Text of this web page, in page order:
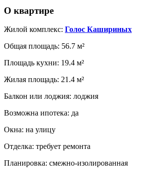
О квартире
Жилой комплекс: Голос Кашириных
Общая площадь: 56.7 м²
Площадь кухни: 19.4 м²
Жилая площадь: 21.4 м²
Балкон или лоджия: лоджия
Возможна ипотека: да
Окна: на улицу
Отделка: требует ремонта
Планировка: смежно-изолированная